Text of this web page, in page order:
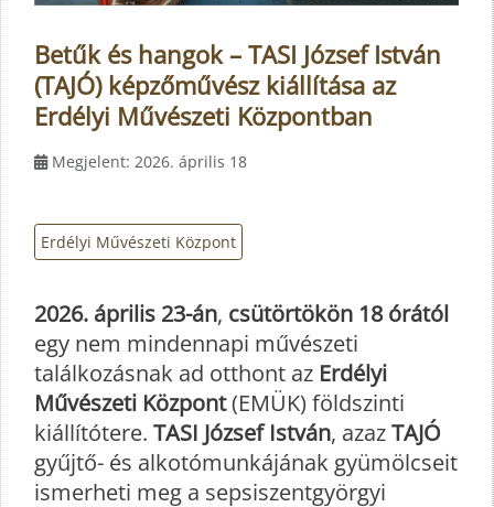
Betűk és hangok – TASI József István
(TAJÓ) képzőművész kiállítása az
Erdélyi Művészeti Központban
Megjelent: 2026. április 18
Erdélyi Művészeti Központ
2026. április 23-án, csütörtökön 18 órától
egy nem mindennapi művészeti
találkozásnak ad otthont az Erdélyi
Művészeti Központ(EMÜK) földszinti
kiállítótere. TASI József István, azazTAJÓ
gyűjtő- és alkotómunkájának gyümölcseit
ismerheti meg a sepsiszentgyörgyi